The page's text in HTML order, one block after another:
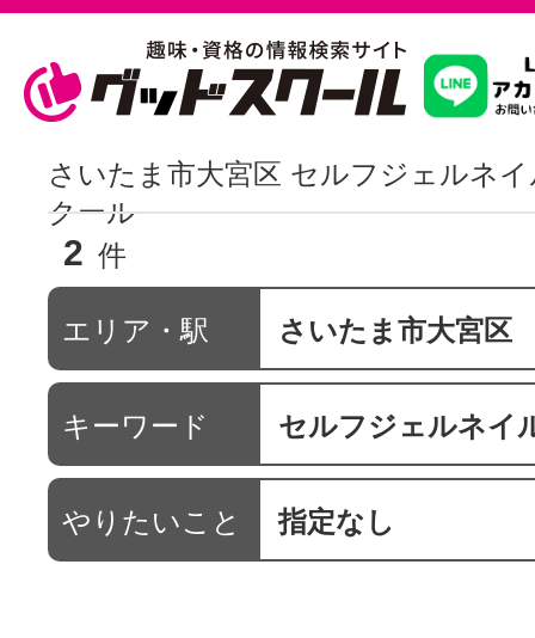
習いたいこ
駅・路線か
通信講座を
さいたま市大宮区 セルフジェルネ
クール
2 件
エリア・駅 さいたま市大宮区
キーワード セルフジェルネイ
やりたいこと 指定なし